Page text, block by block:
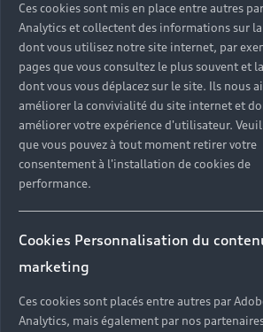
Ces cookies sont mis en place entre autres
Analytics et collectent des informations sur
dont vous utilisez notre site internet, par
pages que vous consultez le plus souvent et
dont vous vous déplacez sur le site. Ils nous
améliorer la convivialité du site internet et
améliorer votre expérience d'utilisateur.
que vous pouvez à tout moment retirer votre
consentement à l'installation de cookies de
performance.
Cookies Personnalisation du
marketing
Ces cookies sont placés entre autres par
Analytics, mais également par nos